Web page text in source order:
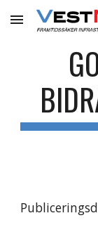
Skip to main